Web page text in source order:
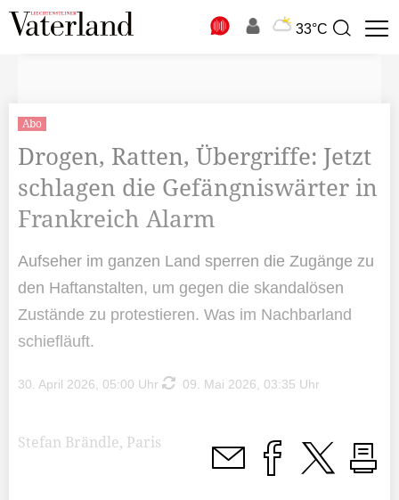
33°C
Suchbegriff
Abo
Drogen, Ratten, Übergriffe: Jetzt
schlagen die Gefängniswärter in
Frankreich Alarm
Aufseher im ganzen Land sperren die Zugänge zu
den Haftanstalten, um gegen die skandalösen
Zustände zu protestieren. Was im Nachbarland
schiefläuft.
30. April 2026, 05:00 Uhr 09. Mai 2026, 03:35 Uhr
Stefan Brändle, Paris